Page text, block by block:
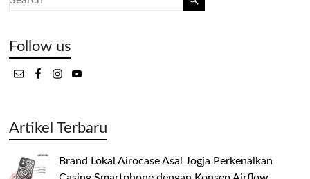
Follow us
Artikel Terbaru
Brand Lokal Airocase Asal Jogja Perkenalkan